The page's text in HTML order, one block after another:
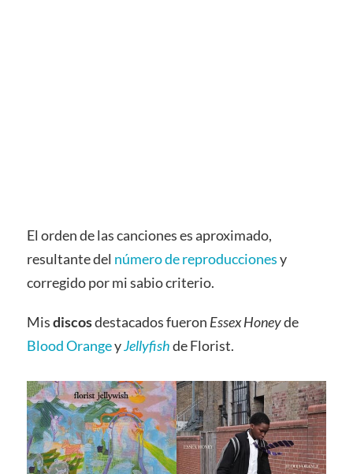
El orden de las canciones es aproximado,
resultante del número de reproduccionesy
corregido por mi sabio criterio.
Misdiscosdestacados fueron Essex Honeyde
Blood OrangeyJellyfishde Florist.